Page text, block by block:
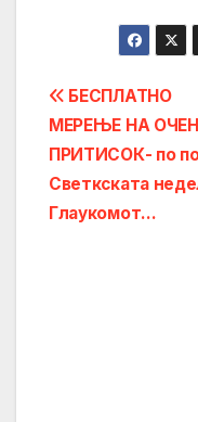
Post
БЕСПЛАТНО
МЕРЕЊЕ НА ОЧЕН
ПРИТИСОК- по
Светкската
Глаукомот…